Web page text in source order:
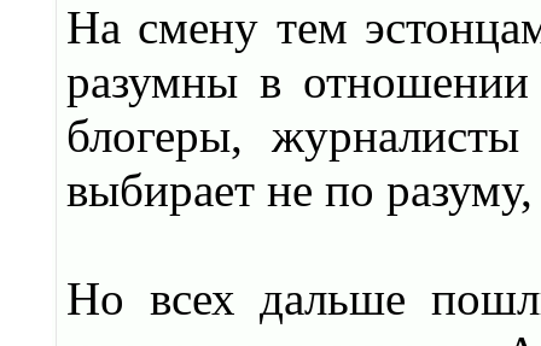
На смену тем
разумны в отношении
блогеры,
выбирает не по
Но всех дальше